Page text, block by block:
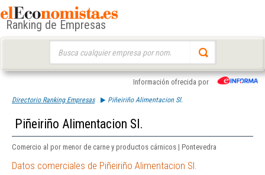
Ranking de Empresas
Información ofrecida por
Directorio Ranking Empresas Piñeiriño Alimentacion Sl.
Piñeiriño Alimentacion Sl.
Comercio al por menor de carne y productos cárnicos | Pontevedra
Datos comerciales de Piñeiriño Alimentacion Sl.